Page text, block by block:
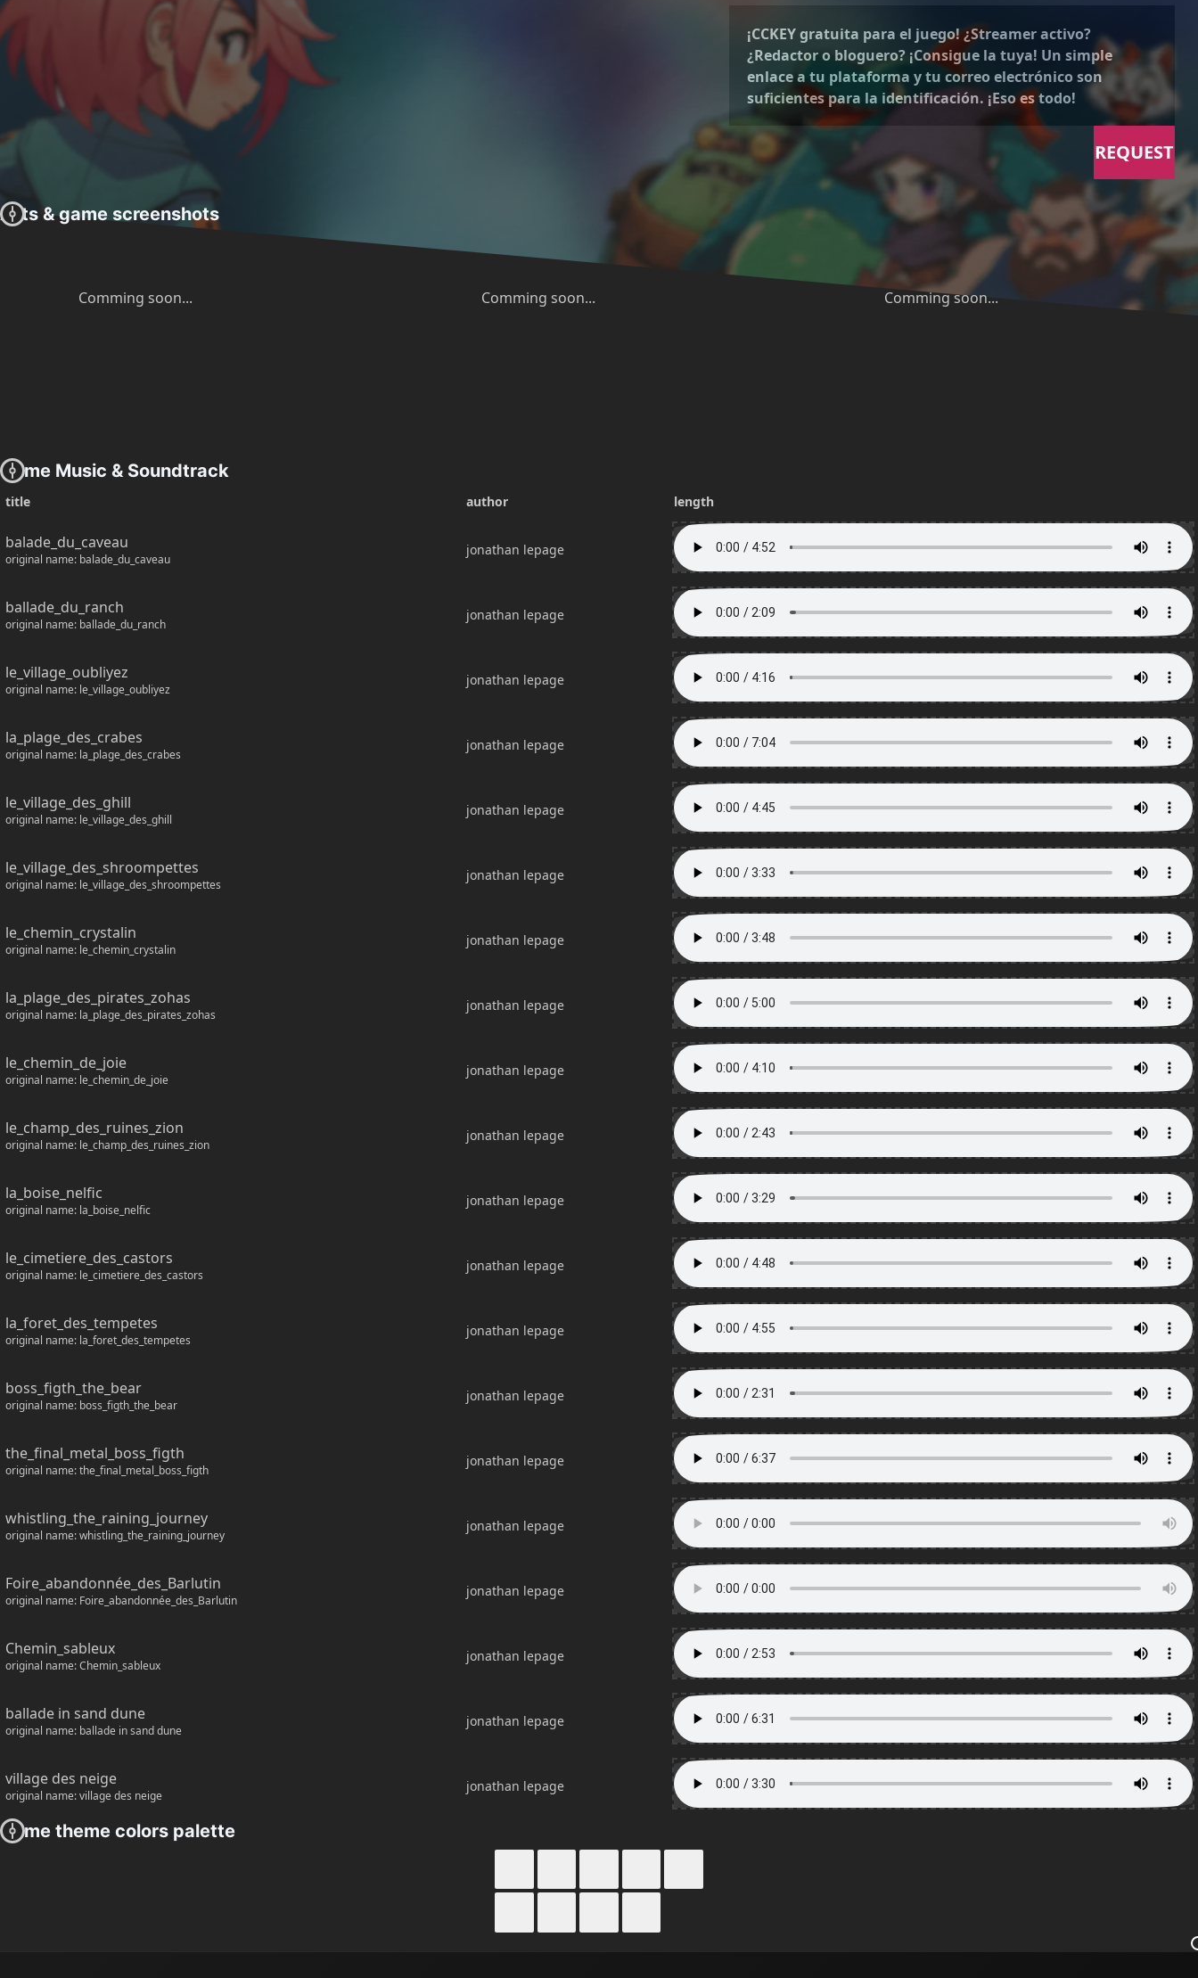
¡CCKEY gratuita para el juego! ¿Streamer activo?
¿Redactor o bloguero? ¡Consigue la tuya! Un simple
enlace a tu plataforma y tu correo electrónico son
suficientes para la identificación. ¡Eso es todo!
REQUEST
Arts & game screenshots
Comming soon... Comming soon... Comming soon...
Game Music & Soundtrack
title author length
balade_du_caveau
original name: balade_du_caveau
jonathan lepage
ballade_du_ranch
original name: ballade_du_ranch
jonathan lepage
le_village_oubliyez
original name: le_village_oubliyez
jonathan lepage
la_plage_des_crabes
original name: la_plage_des_crabes
jonathan lepage
le_village_des_ghill
original name: le_village_des_ghill
jonathan lepage
le_village_des_shroompettes
original name: le_village_des_shroompettes
jonathan lepage
le_chemin_crystalin
original name: le_chemin_crystalin
jonathan lepage
la_plage_des_pirates_zohas
original name: la_plage_des_pirates_zohas
jonathan lepage
le_chemin_de_joie
original name: le_chemin_de_joie
jonathan lepage
le_champ_des_ruines_zion
original name: le_champ_des_ruines_zion
jonathan lepage
la_boise_nelfic
original name: la_boise_nelfic
jonathan lepage
le_cimetiere_des_castors
original name: le_cimetiere_des_castors
jonathan lepage
la_foret_des_tempetes
original name: la_foret_des_tempetes
jonathan lepage
boss_figth_the_bear
original name: boss_figth_the_bear
jonathan lepage
the_final_metal_boss_figth
original name: the_final_metal_boss_figth
jonathan lepage
whistling_the_raining_journey
original name: whistling_the_raining_journey
jonathan lepage
Foire_abandonnée_des_Barlutin
original name: Foire_abandonnée_des_Barlutin
jonathan lepage
Chemin_sableux
original name: Chemin_sableux
jonathan lepage
ballade in sand dune
original name: ballade in sand dune
jonathan lepage
village des neige
original name: village des neige
jonathan lepage
Game theme colors palette